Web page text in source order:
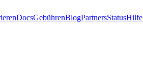
DocsGebührenBlogPartnersStatusHilfe